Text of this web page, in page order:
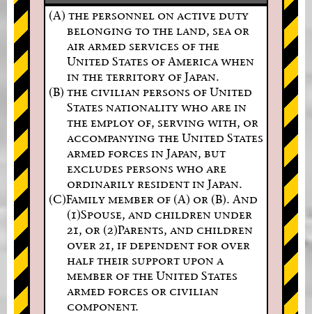
(A) the personnel on active duty
belonging to the land, sea or
air armed services of the
United States of America when
in the territory of Japan.
(B) the civilian persons of United
States nationality who are in
the employ of, serving with, or
accompanying the United States
armed forces in Japan, but
excludes persons who are
ordinarily resident in Japan.
(C)Family member of (A) or (B). And
(1)Spouse, and children under
21, or (2)Parents, and children
over 21, if dependent for over
half their support upon a
member of the United States
armed forces or civilian
component.